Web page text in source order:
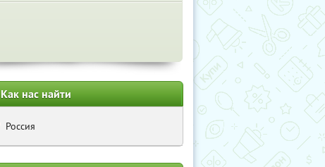
Как нас найти
Россия